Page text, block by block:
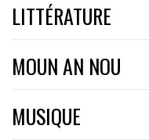
LITTÉRATURE
MOUN AN NOU
MUSIQUE